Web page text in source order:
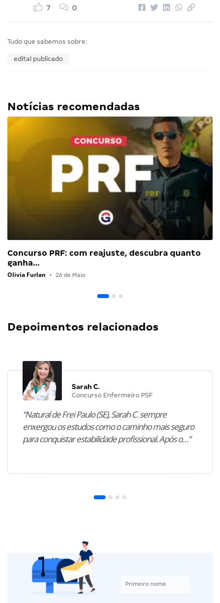
7 0
Tudo que sabemos sobre:
edital publicado
Notícias recomendadas
Concurso PRF: com reajuste, descubra quanto
ganha…
Olivia Furlan • 26 de Maio
Depoimentos relacionados
Sarah C.
Concurso Enfermeiro PSF
“Natural de Frei Paulo (SE), Sarah C. sempre
enxergou os estudos como o caminho mais seguro
para conquistar estabilidade profissional. Após o…”